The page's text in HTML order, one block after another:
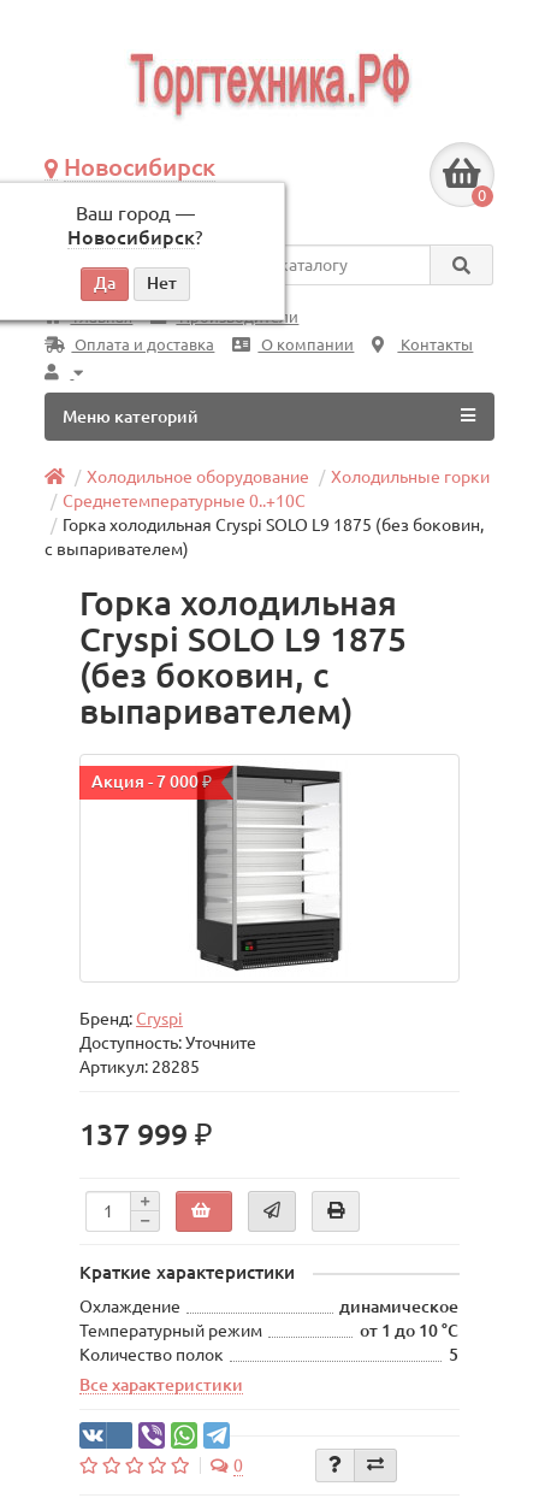
Новосибирск
Ваш город —
Новосибирск?
по будням, с 09:00 до 18:00
0
Везде
Главная
Производители
Оплата и доставка
О компании Контакты
Меню категорий
Холодильное оборудование
Холодильные горки
Среднетемпературные 0..+10C
Горка холодильная Cryspi SOLO L9 1875 (без боковин,
с выпаривателем)
Горка холодильная
Cryspi SOLO L9 1875
(без боковин, с
выпаривателем)
Акция - 7 000 ₽
Бренд: Cryspi
Доступность: Уточните
Артикул: 28285
137 999 ₽
Краткие характеристики
Охлаждение
динамическое
Температурный режим
от 1 до 10 °C
Количество полок
5
Все характеристики
0